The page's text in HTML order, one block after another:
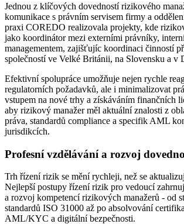
Jednou z klíčových dovedností rizikového
komunikace s právním servisem firmy a
praxi COREDO realizovala projekty, kde
jako koordinátor mezi externími právníky,
managementem, zajišťujíc koordinaci činností
společností ve Velké Británii, na Slovensku a v
Efektivní spolupráce umožňuje nejen rychle
regulatorních požadavků, ale i minimalizovat
vstupem na nové trhy a získáváním finančních
aby rizikový manažer měl aktuální znalosti z
práva, standardů compliance a specifik AML
jurisdikcích.
Profesní vzdělávání a rozvoj
Trh řízení rizik se mění rychleji, než se
Nejlepší postupy řízení rizik pro vedoucí
a rozvoj kompetencí rizikových manažerů - od
standardů ISO 31000 až po absolvování
AML/KYC a digitální bezpečnosti.